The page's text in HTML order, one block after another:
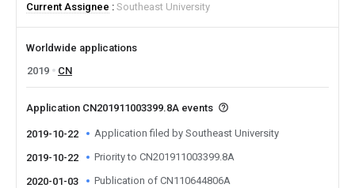
Current Assignee
Southeast University
Worldwide applications
2019
CN
Application CN201911003399.8A events
2019-10-22 Application filed by Southeast University
2019-10-22 Priority to CN201911003399.8A
2020-01-03 Publication of CN110644806A